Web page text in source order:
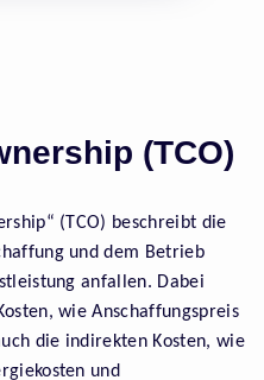
(TCO)
(TCO) beschreibt die
und dem Betrieb
anfallen. Dabei
wie Anschaffungspreis
die indirekten Kosten, wie
und